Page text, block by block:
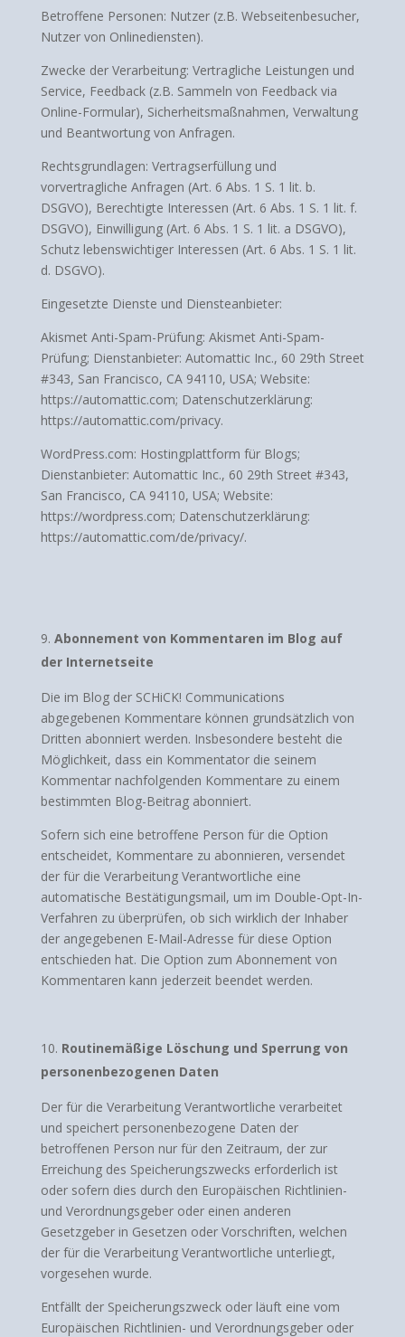
Betroffene Personen: Nutzer (z.B. Webseitenbesucher,
Nutzer von Onlinediensten).
Zwecke der Verarbeitung: Vertragliche Leistungen und
Service, Feedback (z.B. Sammeln von Feedback via
Online-Formular), Sicherheitsmaßnahmen, Verwaltung
und Beantwortung von Anfragen.
Rechtsgrundlagen: Vertragserfüllung und
vorvertragliche Anfragen (Art. 6 Abs. 1 S. 1 lit. b.
DSGVO), Berechtigte Interessen (Art. 6 Abs. 1 S. 1 lit. f.
DSGVO), Einwilligung (Art. 6 Abs. 1 S. 1 lit. a DSGVO),
Schutz lebenswichtiger Interessen (Art. 6 Abs. 1 S. 1 lit.
d. DSGVO).
Eingesetzte Dienste und Diensteanbieter:
Akismet Anti-Spam-Prüfung: Akismet Anti-Spam-
Prüfung; Dienstanbieter: Automattic Inc., 60 29th Street
#343, San Francisco, CA 94110, USA; Website:
https://automattic.com; Datenschutzerklärung:
https://automattic.com/privacy.
WordPress.com: Hostingplattform für Blogs;
Dienstanbieter: Automattic Inc., 60 29th Street #343,
San Francisco, CA 94110, USA; Website:
https://wordpress.com; Datenschutzerklärung:
https://automattic.com/de/privacy/.
Abonnement von Kommentaren im Blog auf
der Internetseite
Die im Blog der SCHiCK! Communications
abgegebenen Kommentare können grundsätzlich von
Dritten abonniert werden. Insbesondere besteht die
Möglichkeit, dass ein Kommentator die seinem
Kommentar nachfolgenden Kommentare zu einem
bestimmten Blog-Beitrag abonniert.
Sofern sich eine betroffene Person für die Option
entscheidet, Kommentare zu abonnieren, versendet
der für die Verarbeitung Verantwortliche eine
automatische Bestätigungsmail, um im Double-Opt-In-
Verfahren zu überprüfen, ob sich wirklich der Inhaber
der angegebenen E-Mail-Adresse für diese Option
entschieden hat. Die Option zum Abonnement von
Kommentaren kann jederzeit beendet werden.
Routinemäßige Löschung und Sperrung von
personenbezogenen Daten
Der für die Verarbeitung Verantwortliche verarbeitet
und speichert personenbezogene Daten der
betroffenen Person nur für den Zeitraum, der zur
Erreichung des Speicherungszwecks erforderlich ist
oder sofern dies durch den Europäischen Richtlinien-
und Verordnungsgeber oder einen anderen
Gesetzgeber in Gesetzen oder Vorschriften, welchen
der für die Verarbeitung Verantwortliche unterliegt,
vorgesehen wurde.
Entfällt der Speicherungszweck oder läuft eine vom
Europäischen Richtlinien- und Verordnungsgeber oder